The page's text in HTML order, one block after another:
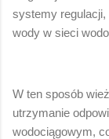
systemy regulacji,
wody w sieci
W ten sposób
utrzymanie
wodociągowym,